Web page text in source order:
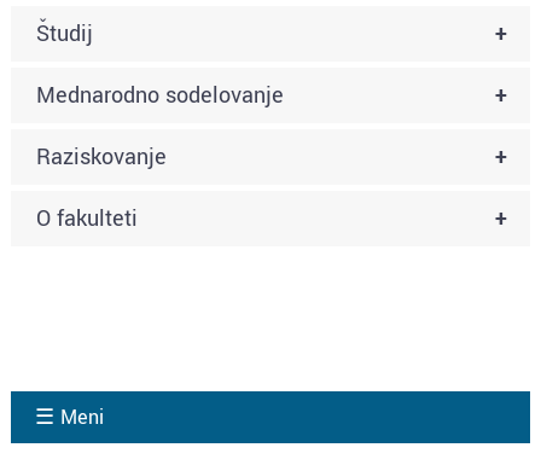
☰ Meni
+
Študij
+
Mednarodno sodelovanje
+
Raziskovanje
+
O fakulteti